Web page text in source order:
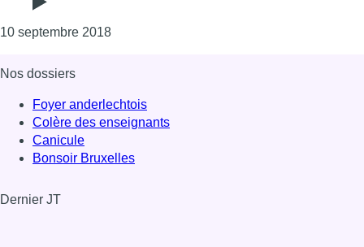
10 septembre 2018Consulter l'article "Woluwe-Saint-Pierre :
Nos dossiers
Foyer anderlechtois
Colère des enseignants
Canicule
Bonsoir Bruxelles
Dernier JT